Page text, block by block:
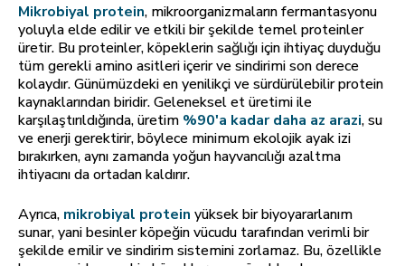
Mikrobiyal protein, mikroorganizmaların fermantasyonu
yoluyla elde edilir ve etkili bir şekilde temel proteinler
üretir. Bu proteinler, köpeklerin sağlığı için ihtiyaç duyduğu
tüm gerekli amino asitleri içerir ve sindirimi son derece
kolaydır. Günümüzdeki en yenilikçi ve sürdürülebilir protein
kaynaklarından biridir. Geleneksel et üretimi ile
karşılaştırıldığında, üretim %90'a kadar daha az arazi, su
ve enerji gerektirir, böylece minimum ekolojik ayak izi
bırakırken, aynı zamanda yoğun hayvancılığı azaltma
ihtiyacını da ortadan kaldırır.
Ayrıca, mikrobiyal protein yüksek bir biyoyararlanım
sunar, yani besinler köpeğin vücudu tarafından verimli bir
şekilde emilir ve sindirim sistemini zorlamaz. Bu, özellikle